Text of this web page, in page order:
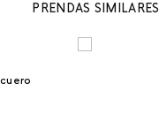
PRENDAS SIMILARES